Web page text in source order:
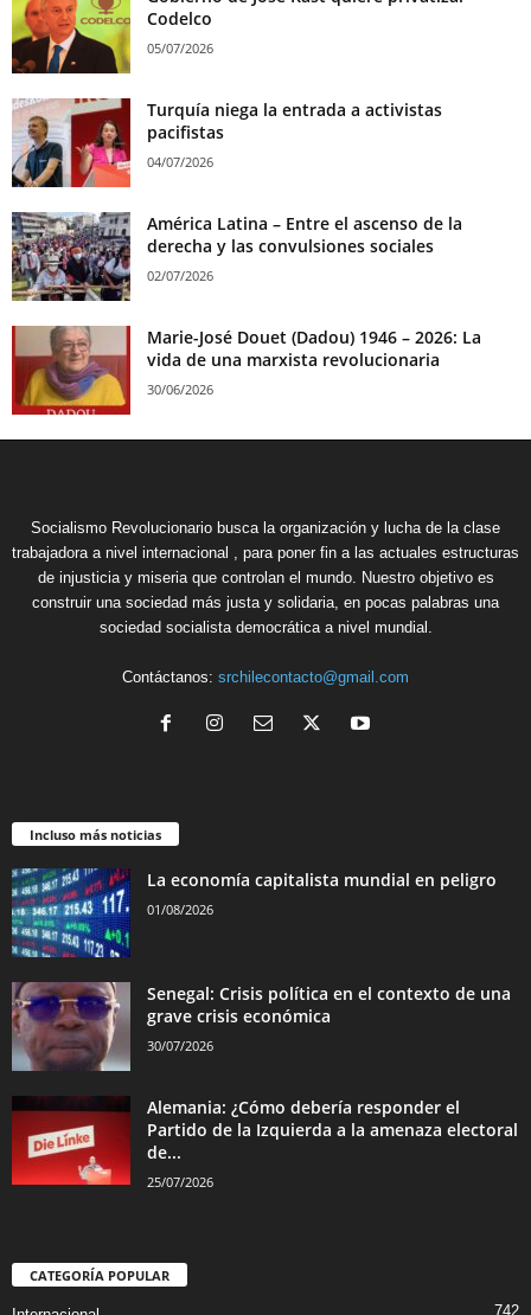
Codelco
05/07/2026
Turquía niega la entrada a activistas
pacifistas
04/07/2026
América Latina – Entre el ascenso de la
derecha y las convulsiones sociales
02/07/2026
Marie-José Douet (Dadou) 1946 – 2026: La
vida de una marxista revolucionaria
30/06/2026
Socialismo Revolucionario busca la organización y lucha de la clase
trabajadora a nivel internacional , para poner fin a las actuales estructuras
de injusticia y miseria que controlan el mundo. Nuestro objetivo es
construir una sociedad más justa y solidaria, en pocas palabras una
sociedad socialista democrática a nivel mundial.
Contáctanos: srchilecontacto@gmail.com
Incluso más noticias
La economía capitalista mundial en peligro
01/08/2026
Senegal: Crisis política en el contexto de una
grave crisis económica
30/07/2026
Alemania: ¿Cómo debería responder el
Partido de la Izquierda a la amenaza electoral
de...
25/07/2026
CATEGORÍA POPULAR
742